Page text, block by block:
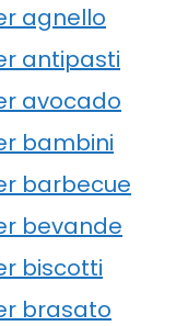
agnello
antipasti
avocado
bambini
barbecue
bevande
biscotti
brasato